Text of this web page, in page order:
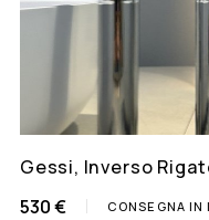
Gessi, Inverso
530 €
CONSEGNA IN